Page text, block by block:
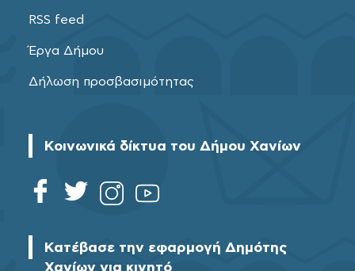
RSS feed
Έργα Δήμου
Δήλωση προσβασιμότητας
Κοινωνικά δίκτυα του Δήμου Χανίων
Κατέβασε την εφαρμογή Δημότης
Χανίων για κινητό